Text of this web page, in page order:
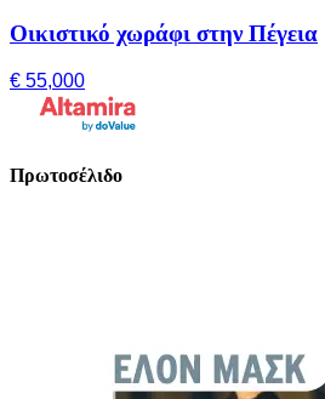
Οικιστικό χωράφι στην Πέγεια
€ 55,000
Πρωτοσέλιδο